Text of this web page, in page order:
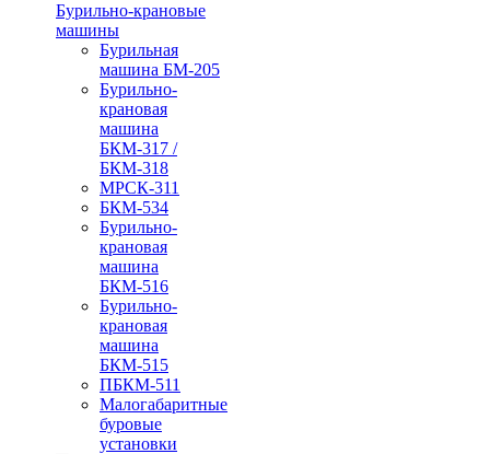
Бурильно-крановые
машины
Бурильная
машина БМ-205
Бурильно-
крановая
машина
БКМ-317 /
БКМ-318
МРСК-311
БКМ-534
Бурильно-
крановая
машина
БКМ-516
Бурильно-
крановая
машина
БКМ-515
ПБКМ-511
Малогабаритные
буровые
установки